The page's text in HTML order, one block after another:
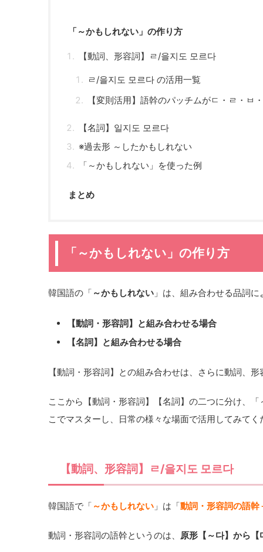
「～かもしれない」の作り方
【動詞、形容詞】ㄹ/을지도 모르다
ㄹ/을지도 모르다 の活用一覧
【変則活用】語幹のパッチムがㄷ・ㄹ・ㅂ
【名詞】일지도 모르다
※過去形 ～したかもしれない
「～かもしれない」を使った例
まとめ
「～かもしれない」の作り方
韓国語の「 ～かもしれない 」は、組み合わせる品詞に
【動詞・形容詞】と組み合わせる場合
【名詞】と組み合わせる場合
【動詞・形容詞】との組み合わせは、さらに動詞、
ここから【動詞・形容詞】【名詞】の二つに分け、
こでマスターし、日常の様々な場面で活用してみてく
【動詞、形容詞】ㄹ/을지도 모르다
韓国語で「 ～かもしれない 」は「動詞・形容詞の語
動詞・形容詞の語幹というのは、 原形【～다】から